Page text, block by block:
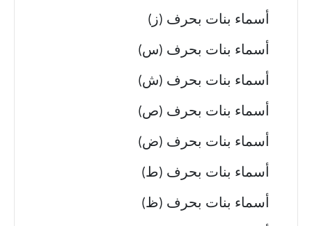
أسماء بنات بحرف (ز)
أسماء بنات بحرف (س)
أسماء بنات بحرف (ش)
أسماء بنات بحرف (ص)
أسماء بنات بحرف (ض)
أسماء بنات بحرف (ط)
أسماء بنات بحرف (ظ)